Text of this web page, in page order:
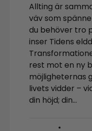
Allting är
väv som
du behöver tro
inser Tidens
rest mot en ny
möjligheternas
livets vidder –
din höjd; din…